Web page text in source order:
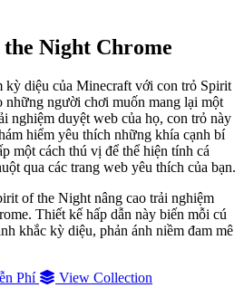
Night Chrome
kỳ diệu của Minecraft với con trỏ Spirit
người chơi muốn mang lại một
nghiệm duyệt web của họ, con trỏ này
hiểm yêu thích những khía cạnh bí
một cách thú vị để thể hiện tính cá
qua các trang web yêu thích của bạn.
of the Night nâng cao trải nghiệm
Thiết kế hấp dẫn này biến mỗi cú
khắc kỳ diệu, phản ánh niềm đam mê
Phí
View Collection